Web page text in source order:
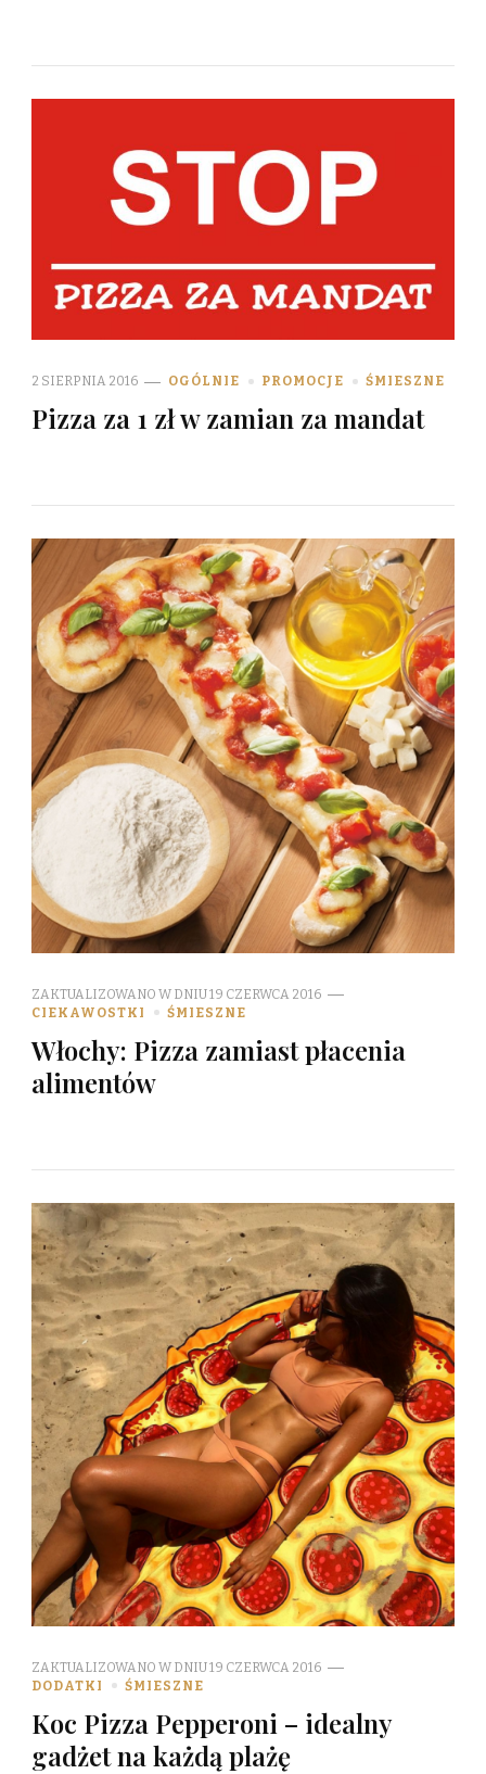
2 SIERPNIA 2016 OGÓLNIE PROMOCJE ŚMIESZNE
Pizza za 1 zł w zamian za mandat
ZAKTUALIZOWANO W DNIU19 CZERWCA 2016
CIEKAWOSTKI
ŚMIESZNE
Włochy: Pizza zamiast płacenia
alimentów
ZAKTUALIZOWANO W DNIU19 CZERWCA 2016
DODATKI
ŚMIESZNE
Koc Pizza Pepperoni – idealny
gadżet na każdą plażę